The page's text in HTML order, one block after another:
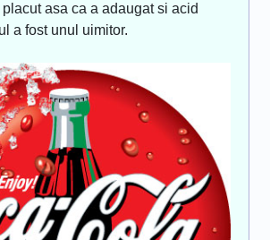
asa ca a adaugat si acid
a fost unul uimitor.